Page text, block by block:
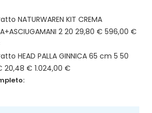
NATURWAREN KIT CREMA
2 20 29,80 € 596,00 €
HEAD PALLA GINNICA 65 cm 5 50
20,48 € 1.024,00 €